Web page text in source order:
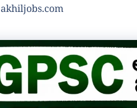
akhiljobs.com